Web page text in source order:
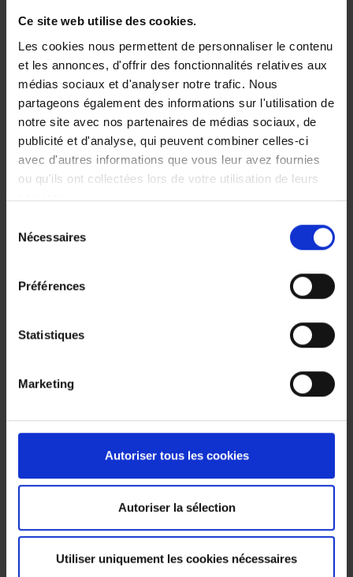
Ce site web utilise des cookies.
Les cookies nous permettent de personnaliser le contenu
et les annonces, d'offrir des fonctionnalités relatives aux
médias sociaux et d'analyser notre trafic. Nous
partageons également des informations sur l'utilisation de
notre site avec nos partenaires de médias sociaux, de
publicité et d'analyse, qui peuvent combiner celles-ci
avec d'autres informations que vous leur avez fournies
ou qu'ils ont collectées lors de votre utilisation de leurs
services.
Nécessaires
Préférences
Statistiques
Marketing
Autoriser tous les cookies
Autoriser la sélection
Utiliser uniquement les cookies nécessaires
d'assurance auto.
Cumul d’assurances: comment l'éviter ?
Quelles assurances choisir pour votremoto,
votreancêtreet vos autres véhicules ?
Comment bien assurer uneremorque ?
Comment comparer des assurances
auto ?
Comparerles assurances auto. Comment
Degré
: comment ça marche ?
Une assurance auto
calculée ?
pourquoi est-il primordial d'être bien assuré ?
Franchise
assurance auto : de quoi s'agit-il ?
mon assurance en cas desinistre total?
Formalités administratives
d'assurance voiture : en quoi ça consiste ?
Carte verte: numéro, données, validité...
Immatriculationde votre véhicule : comment